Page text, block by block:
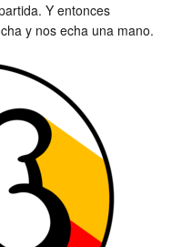
Y entonces
y nos echa una mano.